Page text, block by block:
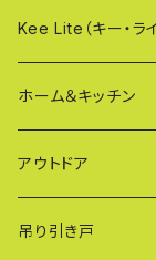
OXG（二輪・二輪
樹脂製止水パネル
ザ・クランプ
蝶ボルト
建築補材
Kee Lite（キー・ラ
ホーム＆キッチン
アウトドア
吊り引き戸